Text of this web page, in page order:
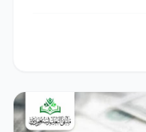
في الجامعات...